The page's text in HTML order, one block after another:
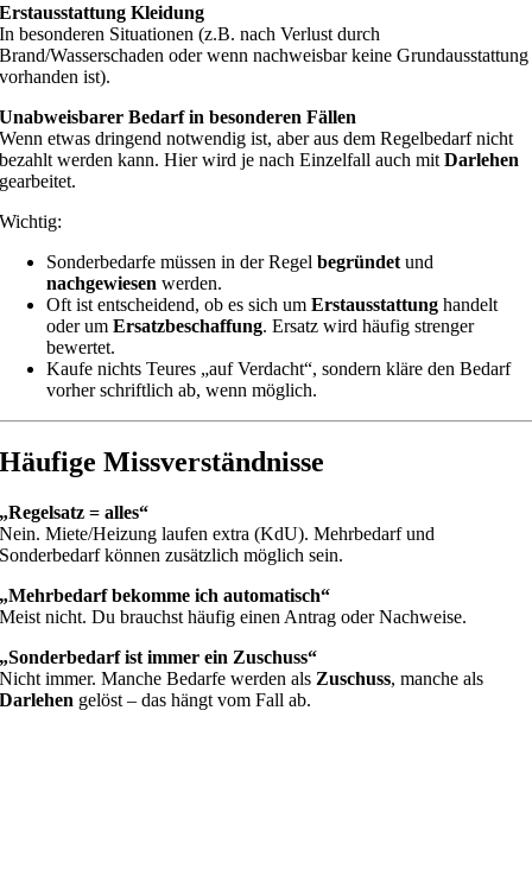
Erstausstattung Kleidung
In besonderen Situationen (z.B. nach Verlust durch
Brand/Wasserschaden oder wenn nachweisbar keine Grundausstattung
vorhanden ist).
Unabweisbarer Bedarf in besonderen Fällen
Wenn etwas dringend notwendig ist, aber aus dem Regelbedarf nicht
bezahlt werden kann. Hier wird je nach Einzelfall auch mitDarlehen
gearbeitet.
Wichtig:
Sonderbedarfe müssen in der Regelbegründet und
nachgewiesen werden.
Oft ist entscheidend, ob es sich umErstausstattung handelt
oder umErsatzbeschaffung. Ersatz wird häufig strenger
bewertet.
Kaufe nichts Teures „auf Verdacht“, sondern kläre den Bedarf
vorher schriftlich ab, wenn möglich.
Häufige Missverständnisse
„Regelsatz = alles“
Nein. Miete/Heizung laufen extra (KdU). Mehrbedarf und
Sonderbedarf können zusätzlich möglich sein.
„Mehrbedarf bekomme ich automatisch“
Meist nicht. Du brauchst häufig einen Antrag oder Nachweise.
„Sonderbedarf ist immer ein Zuschuss“
Nicht immer. Manche Bedarfe werden als Zuschuss, manche als
Darlehen gelöst – das hängt vom Fall ab.